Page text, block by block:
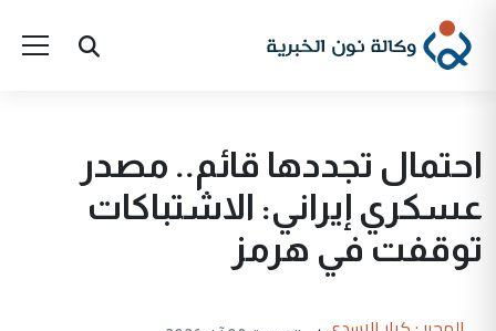
احتمال تجددها قائم.. مصدر
عسكري إيراني: الاشتباكات
توقفت في هرمز